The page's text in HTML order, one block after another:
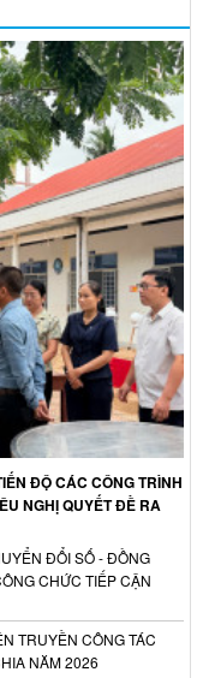
ĐỘ CÁC CÔNG TRÌNH
NGHỊ QUYẾT ĐỀ RA
ĐỔI SỐ - ĐỒNG
CHỨC TIẾP CẬN
TRUYỀN CÔNG TÁC
NĂM 2026